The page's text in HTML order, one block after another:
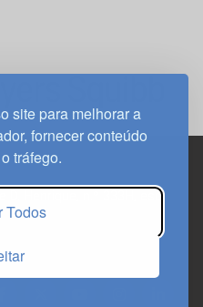
site para melhorar a
fornecer conteúdo
tráfego.
Todos
D. Henrique, n.º 333H, esc.